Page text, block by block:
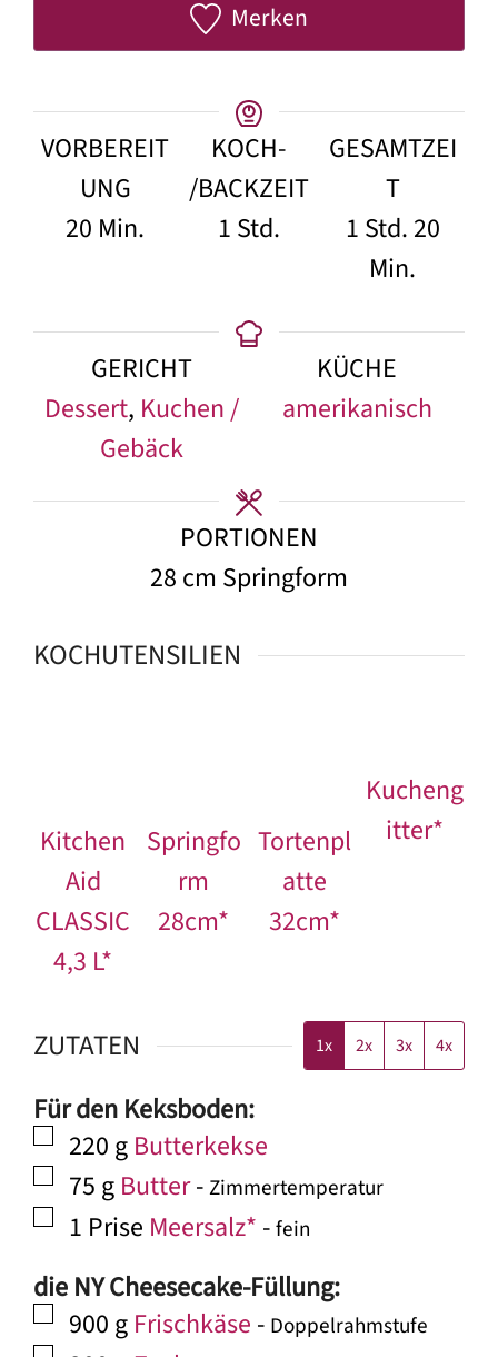
Merken
VORBEREIT
UNG
20 Minuten
Min.
KOCH-
/BACKZEIT
1Stunde
Std.
GESAMTZEI
T
1Stunde
Std. 20
Min.
GERICHT
Dessert, Kuchen /
Gebäck
KÜCHE
amerikanisch
PORTIONEN
28 cm Springform
KOCHUTENSILIEN
Kitchen
Aid
CLASSIC
4,3 L*
Springfo
rm
28cm*
Tortenpl
atte
32cm*
Kucheng
itter*
ZUTATEN 1x 2x 3x 4x
Für den Keksboden:
▢
220 g Butterkekse
▢
75 g Butter-Zimmertemperatur
▢
1 Prise Meersalz* -fein
die NY Cheesecake-Füllung:
▢
900 g Frischkäse - Doppelrahmstufe